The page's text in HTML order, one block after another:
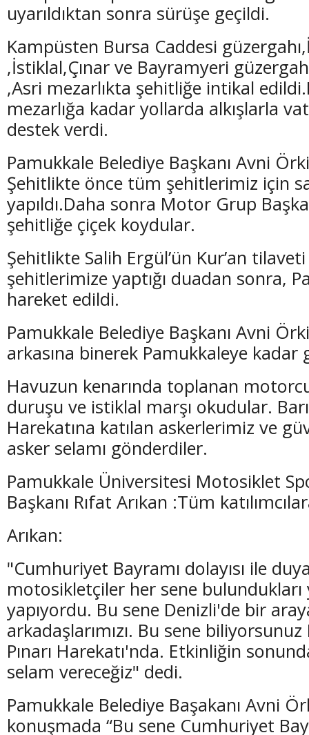
uyarıldıktan sonra sürüşe geçildi.
Kampüsten Bursa Caddesi
,İstiklal,Çınar ve Bayramyeri
,Asri mezarlıkta şehitliğe intikal
mezarlığa kadar yollarda alkışlarla
destek verdi.
Pamukkale Belediye Başkanı Avni
Şehitlikte önce tüm şehitlerimiz için
yapıldı.Daha sonra Motor Grup
şehitliğe çiçek koydular.
Şehitlikte Salih Ergül’ün Kur’an
şehitlerimize yaptığı duadan sonra,
hareket edildi.
Pamukkale Belediye Başkanı Avni
arkasına binerek Pamukkaleye kadar
Havuzun kenarında toplanan
duruşu ve istiklal marşı okudular.
Harekatına katılan askerlerimiz ve
asker selamı gönderdiler.
Pamukkale Üniversitesi Motosiklet
Başkanı Rıfat Arıkan :Tüm
Arıkan:
"Cumhuriyet Bayramı dolayısı ile
motosikletçiler her sene
yapıyordu. Bu sene Denizli'de bir
arkadaşlarımızı. Bu sene
Pınarı Harekatı'nda. Etkinliğin
selam vereceğiz" dedi.
Pamukkale Belediye Başakanı Avni
konuşmada “Bu sene Cumhuriyet
(20 Şubat - 20 Mart)
Balık Burcunun 10.08.2026 Günlük Yorumu
(21 Mart - 20